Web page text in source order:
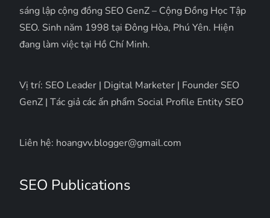
sáng lập cộng đồng SEO GenZ – Cộng Đồng Học Tập
SEO. Sinh năm 1998 tại Đông Hòa, Phú Yên. Hiện
đang làm việc tại Hồ Chí Minh.
Vị trí: SEO Leader | Digital Marketer | Founder SEO
GenZ | Tác giả các ấn phẩm Social Profile Entity SEO
Liên hệ: hoangvv.blogger@gmail.com
SEO Publications